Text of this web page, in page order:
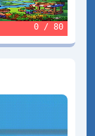
0 / 80